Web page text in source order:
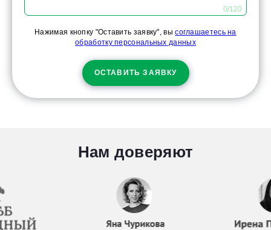
0/120
Нажимая кнопку "Оставить заявку", высоглашаетесь на
обработку персональных данных
ОСТАВИТЬ ЗАЯВКУ
Нам доверяют